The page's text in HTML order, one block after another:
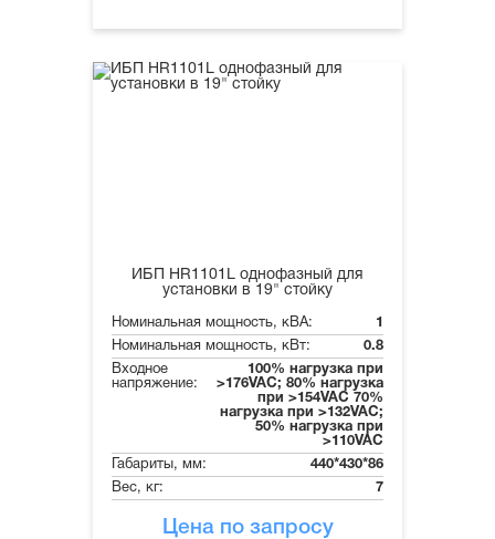
ИБП HR1101L однофазный для
установки в 19" стойку
Номинальная мощность, кВА:
1
Номинальная мощность, кВт:
0.8
Входное
напряжение:
100% нагрузка при
>176VAC; 80% нагрузка
при >154VAC 70%
нагрузка при >132VAC;
50% нагрузка при
>110VAC
Габариты, мм:
440*430*86
Вес, кг:
7
Цена по запросу